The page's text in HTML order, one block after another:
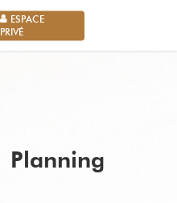
ESPACE
PRIVÉ
Planning